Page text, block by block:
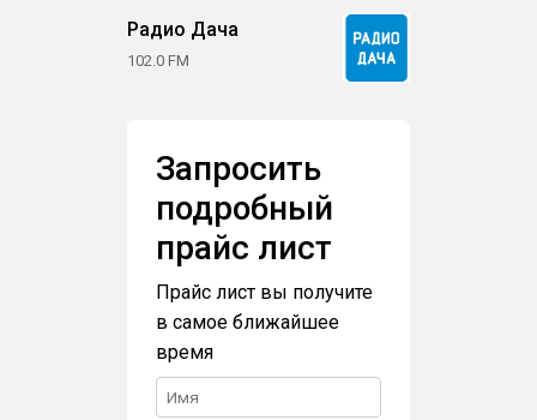
Радио Дача
102.0 FM
Запросить
подробный
прайс лист
Прайс лист вы получите
в самое ближайшее
время